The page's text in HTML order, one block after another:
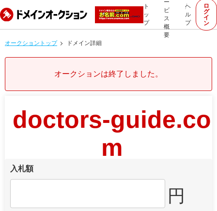
ト
ッ
プ
ー
ビ
ス
概
要
ヘ
ル
プ
ロ
グ
イ
ン
オークショントップ ドメイン詳細
オークションは終了しました。
doctors-guide.co
m
入札額
円